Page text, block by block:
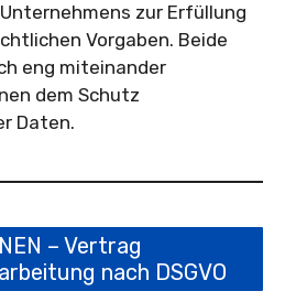
zur Erfüllung
Vorgaben. Beide
eng miteinander
dem Schutz
Daten.
– Vertrag
nach DSGVO